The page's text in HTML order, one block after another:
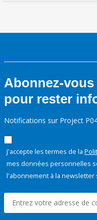
Abonnez-
pour rester
Notifications sur Project
J'accepte les termes de la
mes données personnelles
l'abonnement à la newsletter